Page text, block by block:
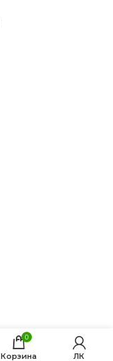
0
Корзина ЛК